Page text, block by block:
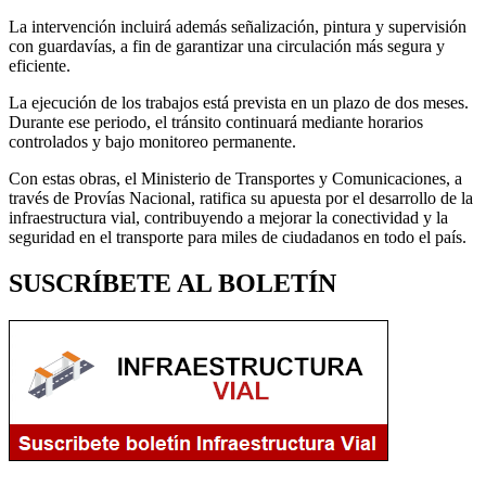
La intervención incluirá además señalización, pintura y supervisión
con guardavías, a fin de garantizar una circulación más segura y
eficiente.
La ejecución de los trabajos está prevista en un plazo de dos meses.
Durante ese periodo, el tránsito continuará mediante horarios
controlados y bajo monitoreo permanente.
Con estas obras, el Ministerio de Transportes y Comunicaciones, a
través de Provías Nacional, ratifica su apuesta por el desarrollo de la
infraestructura vial, contribuyendo a mejorar la conectividad y la
seguridad en el transporte para miles de ciudadanos en todo el país.
SUSCRÍBETE AL BOLETÍN